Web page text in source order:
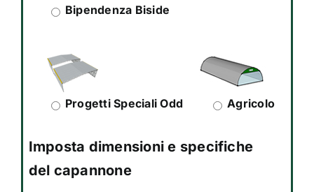
Bipendenza Biside
Progetti Speciali Odd Agricolo
Imposta dimensioni e specifiche
del capannone